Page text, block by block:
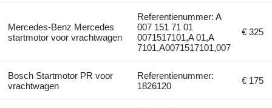
Mercedes-Benz Mercedes
startmotor voor vrachtwagen
Referentienummer: A
007 151 71 01
0071517101,A 01,A
7101,A0071517101,007
€ 325
Bosch Startmotor PR voor
vrachtwagen
Referentienummer:
1826120
€ 175